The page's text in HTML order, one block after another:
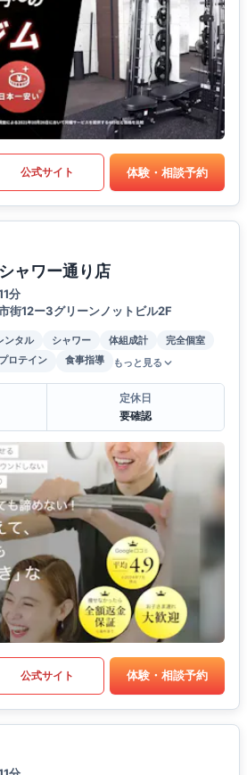
公式サイト 体験・相談予約
ャワー通り店
分
街12ー3グリーンノットビル2F
ンタル シャワー 体組成計
完全個室
プロテイン 食事指導 もっと見る
定休日
要確認
公式サイト 体験・相談予約